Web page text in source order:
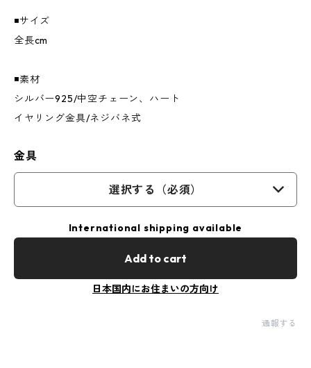
◾️サイズ
全長cm
◾️素材
シルバー925/中空チェーン、ハート
イヤリング金具/ネジバネ式
金具
選択する（必須）
International shipping available
Add to cart
日本国内にお住まいの方向け
通報する